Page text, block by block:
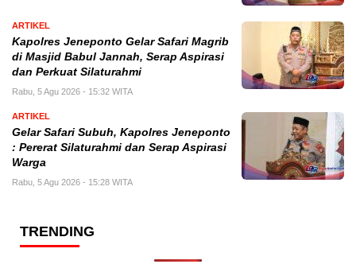
ARTIKEL
Kapolres Jeneponto Gelar Safari Magrib
di Masjid Babul Jannah, Serap Aspirasi
dan Perkuat Silaturahmi
Rabu, 5 Agu 2026 - 15:32 WITA
ARTIKEL
Gelar Safari Subuh, Kapolres Jeneponto
: Pererat Silaturahmi dan Serap Aspirasi
Warga
Rabu, 5 Agu 2026 - 15:28 WITA
TRENDING